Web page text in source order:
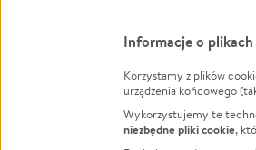
FacebookTwitter
Informacje o
Korzystamy z plików
urządzenia końcowego
Wykorzystujemy te
niezbędne pliki cookie,